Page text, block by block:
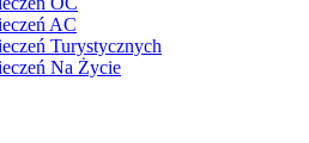
AC
Turystycznych
Na Życie